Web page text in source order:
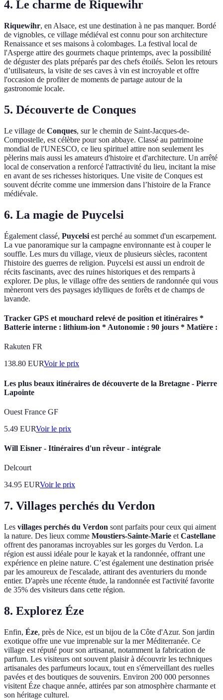
4. Le charme de Riquewihr
Riquewihr, en Alsace, est une destination à ne pas manquer. Bordé
de vignobles, ce village médiéval est connu pour son architecture
Renaissance et ses maisons à colombages. La festival local de
l'Asperge attire des gourmets chaque printemps, avec la possibilité
de déguster des plats préparés par des chefs étoilés. Selon les retours
d’utilisateurs, la visite de ses caves à vin est incroyable et offre
l'occasion de profiter de moments de partage autour de la
gastronomie locale.
5. Découverte de Conques
Le village de Conques, sur le chemin de Saint-Jacques-de-
Compostelle, est célèbre pour son abbaye. Classé au patrimoine
mondial de l'UNESCO, ce lieu spirituel attire non seulement les
pèlerins mais aussi les amateurs d'histoire et d'architecture. Un arrêté
local de conservation a renforcé l'attractivité du lieu, incitant la mise
en avant de ses richesses historiques. Une visite de Conques est
souvent décrite comme une immersion dans l’histoire de la France
médiévale.
6. La magie de Puycelsi
Également classé, Puycelsi est perché au sommet d'un escarpement.
La vue panoramique sur la campagne environnante est à couper le
souffle. Les murs du village, vieux de plusieurs siècles, racontent
l'histoire des guerres de religion. Puycelsi est aussi un endroit de
récits fascinants, avec des ruines historiques et des remparts à
explorer. De plus, le village offre des sentiers de randonnée qui vous
mèneront vers des paysages idylliques de forêts et de champs de
lavande.
Tracker GPS et mouchard relevé de position et itinéraires *
Batterie interne : lithium-ion * Autonomie : 90 jours * Matière :
Rakuten FR
138.80 EURVoir le prix
Les plus beaux itinéraires de découverte de la Bretagne - Pierre
Lapointe
Ouest France GF
5.49 EURVoir le prix
Will Eisner - Itinéraires d'un rêveur - intégrale
Delcourt
34.95 EURVoir le prix
7. Villages perchés du Verdon
Les villages perchés du Verdon sont parfaits pour ceux qui aiment
la nature. Des lieux comme Moustiers-Sainte-Marie et Castellane
offrent des panoramas incroyables sur les gorges du Verdon. La
région est aussi idéale pour le kayak et la randonnée, offrant une
expérience en pleine nature. C’est également une destination prisée
par les amoureux de l'escalade, attirant des aventuriers du monde
entier. D'après une récente étude, la randonnée est l'activité favorite
de 35% des visiteurs dans cette région.
8. Explorez Éze
Enfin, Éze, près de Nice, est un bijou de la Côte d'Azur. Son jardin
exotique offre une vue imprenable sur la mer Méditerranée. Ce
village est réputé pour son artisanat, notamment la fabrication de
parfum. Les visiteurs ont souvent plaisir à découvrir les techniques
artisanales des parfumeurs locaux, tout en s'émerveillant des ruelles
pavées et des boutiques de souvenirs. Environ 200 000 personnes
visitent Éze chaque année, attirées par son atmosphère charmante et
son héritage culturel.